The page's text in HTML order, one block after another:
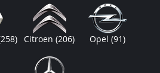
Citroen(206) Opel(91)